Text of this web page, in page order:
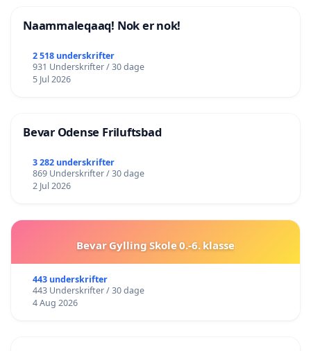
Naammaleqaaq! Nok er nok!
2 518 underskrifter
931 Underskrifter / 30 dage
5 Jul 2026
Bevar Odense Friluftsbad
3 282 underskrifter
869 Underskrifter / 30 dage
2 Jul 2026
Bevar Gylling Skole 0.-6. klasse
443 underskrifter
443 Underskrifter / 30 dage
4 Aug 2026